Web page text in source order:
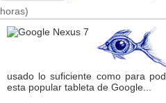
horas)
usado lo suficiente como para
esta popular tableta de Google...